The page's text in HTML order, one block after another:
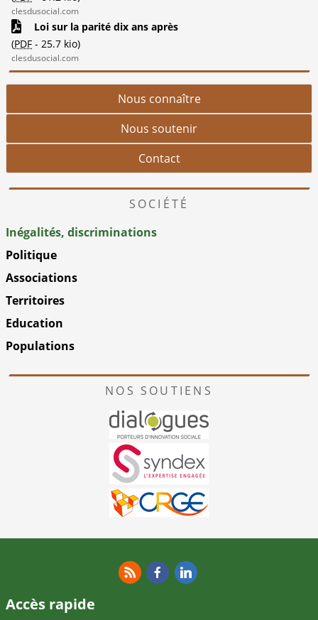
clesdusocial.com
Loi sur la parité dix ans après
(PDF - 25.7 kio)
clesdusocial.com
Nous connaître
Nous soutenir
Contact
SOCIÉTÉ
Inégalités, discriminations
Politique
Associations
Territoires
Education
Populations
NOS SOUTIENS
Accès rapide